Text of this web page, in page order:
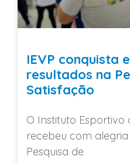
IEVP conquista
resultados na
Satisfação
O Instituto
recebeu com
Pesquisa de